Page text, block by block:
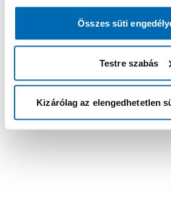
Összes süti
Testre szabás
Kizárólag az elengedhetetlen